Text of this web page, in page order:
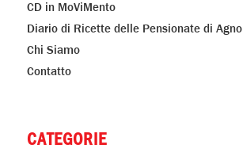
CD in MoViMento
Diario di Ricette delle Pensionate di Agno
Chi Siamo
Contatto
CATEGORIE